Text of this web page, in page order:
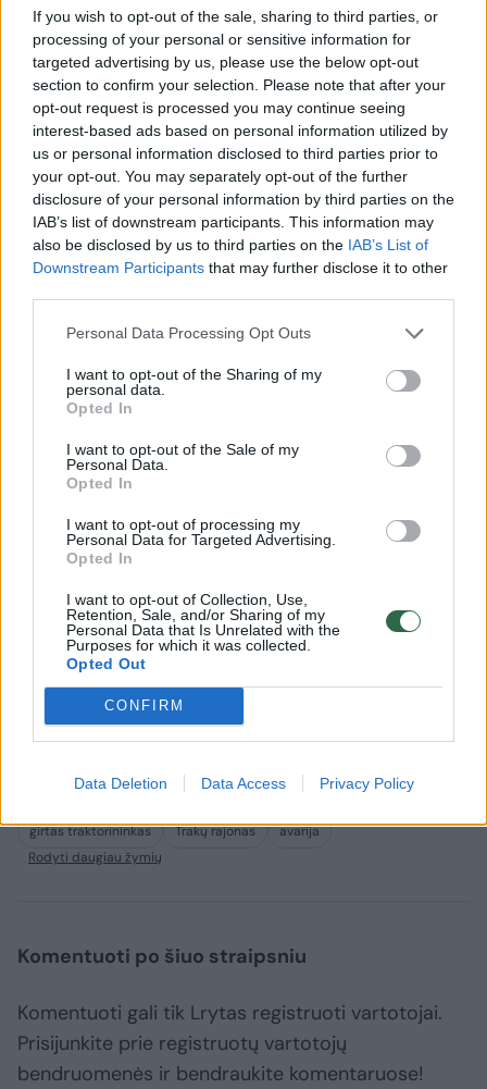
If you wish to opt-out of the sale, sharing to third parties, or
processing of your personal or sensitive information for
targeted advertising by us, please use the below opt-out
section to confirm your selection. Please note that after your
opt-out request is processed you may continue seeing
interest-based ads based on personal information utilized by
us or personal information disclosed to third parties prior to
your opt-out. You may separately opt-out of the further
disclosure of your personal information by third parties on the
IAB’s list of downstream participants. This information may
also be disclosed by us to third parties on the IAB’s List of
Downstream Participants that may further disclose it to other
Personal Data Processing Opt Outs
I want to opt-out of the Sharing of my
personal data.
Opted In
I want to opt-out of the Sale of my
Personal Data.
Opted In
I want to opt-out of processing my
Personal Data for Targeted Advertising.
Opted In
I want to opt-out of Collection, Use,
Retention, Sale, and/or Sharing of my
Personal Data that Is Unrelated with the
Purposes for which it was collected.
Opted Out
CONFIRM
Data Deletion Data Access Privacy Policy
Apie incidentą pareigūnus informavo pati
tvoros savininkė. Pagalbos telefonu
paskambinusi moteris sakė, kad kaimynas
traktoriumi su visa tvora įvažiavo į jos kiemą.
Po avarijos vyras sugebėjo išvairuoti atgal į
kelią ir nuvažiavo namo. Tuo metu, kai
moteris skambino pagalbos telefonu,
traktoriaus tebeburzgė kaimyno kaime, bet
jau nebevažiavo.
Atvykę policijos pareigūnai iš karto nustatė,
kad traktorininkas yra smarkiai apgirtęs.
Pirmu pūtimu vyras pripūtė 3,53 prom. Antrą
Traktorininkui be kita ko gresiai iki metų
nelaisvės.
Buvote įvykio vietoje? Turite nuotraukų ar vaizdo
medžiagos? Pasidalinkite vaizdais su kitais lrytas.lt
girtas traktorininkas Trakų rajonas
avarija
Rodyti daugiau žymių
Komentuoti po šiuo straipsniu
Komentuoti gali tik Lrytas registruoti vartotojai.
Prisijunkite prie registruotų vartotojų
bendruomenės ir bendraukite komentaruose!